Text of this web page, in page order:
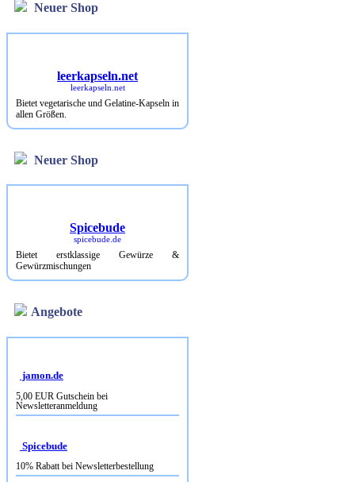
Neuer Shop
leerkapseln.net
Bietet vegetarische und Gelatine-Kapseln in
allen Größen.
Bietet erstklassige Gewürze &
Gewürzmischungen
5,00 EUR Gutschein bei
Newsletteranmeldung
Spicebude
Klinik Bondage